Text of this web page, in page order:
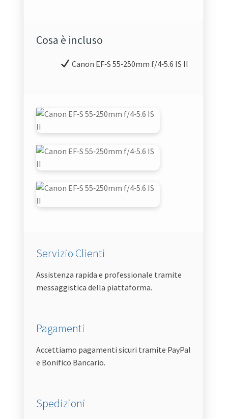
Cosa è incluso
Canon EF‑S 55‑250mm f/4‑5.6 IS II
Servizio Clienti
Assistenza rapida e professionale tramite
messaggistica della piattaforma.
Pagamenti
Accettiamo pagamenti sicuri tramite PayPal
e Bonifico Bancario.
Spedizioni